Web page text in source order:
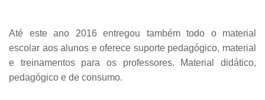
Até este ano 2016 entregou também todo o material
escolar aos alunos e oferece suporte pedagógico, material
e treinamentos para os professores. Material didático,
pedagógico e de consumo.